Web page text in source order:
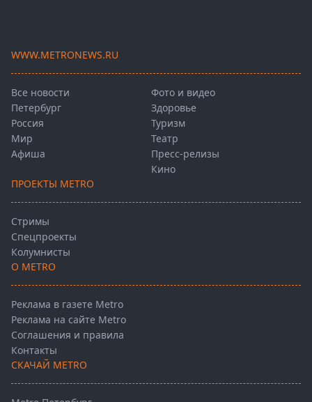
WWW.METRONEWS.RU
Все новости
Петербург
Россия
Мир
Афиша
Фото и видео
Здоровье
Туризм
Театр
Пресс-релизы
Кино
ПРОЕКТЫ METRO
Стримы
Спецпроекты
Колумнисты
О METRO
Реклама в газете Metro
Реклама на сайте Metro
Соглашения и правила
Контакты
СКАЧАЙ METRO